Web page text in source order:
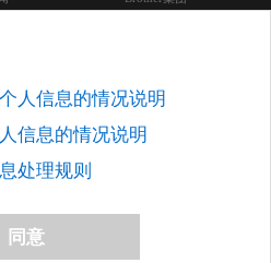
Brother SDGs Story (英
文版网站)
其他在华企业
条款
人信息的情况说明
信息的情况说明
处理规则
同意